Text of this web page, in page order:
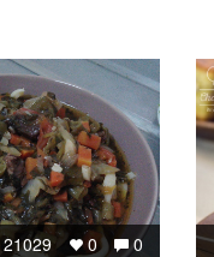
0
0
21029